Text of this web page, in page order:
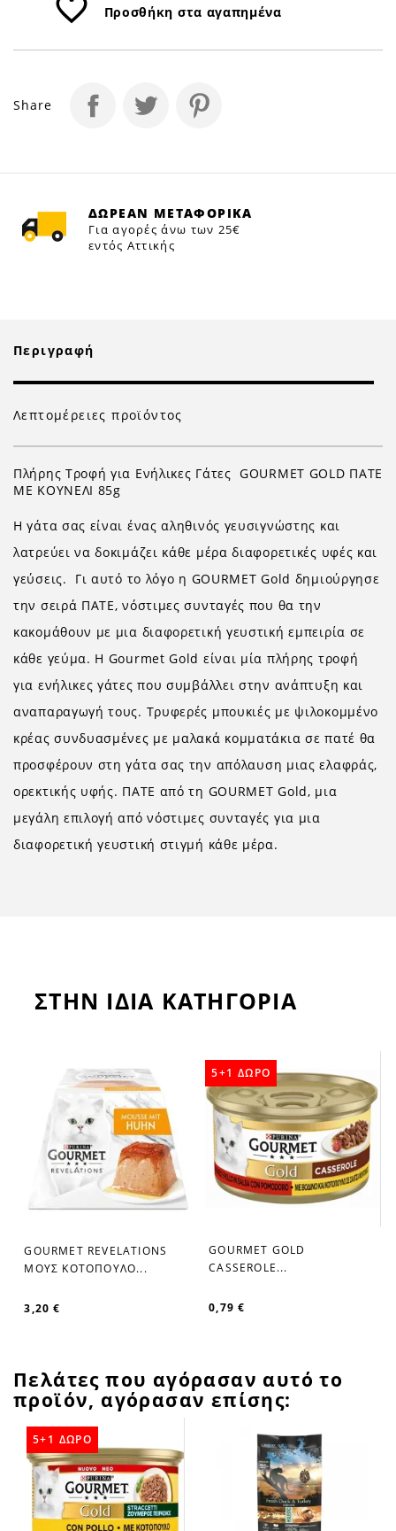
favorite_border Προσθήκη στα αγαπημένα
Share
ΔΩΡΕΑΝ ΜΕΤΑΦΟΡΙΚΑ
Για αγορές άνω των 25€
εντός Αττικής
Περιγραφή
Λεπτομέρειες προϊόντος
Πλήρης Τροφή για Ενήλικες Γάτες GOURMET GOLD ΠΑΤΕ
ΜΕ ΚΟΥΝΕΛΙ 85g
H γάτα σας είναι ένας αληθινός γευσιγνώστης και
λατρεύει να δοκιμάζει κάθε μέρα διαφορετικές υφές και
γεύσεις. Γι αυτό το λόγο η GOURMET Gold δημιούργησε
την σειρά ΠΑΤΕ, νόστιμες συνταγές που θα την
κακομάθουν με μια διαφορετική γευστική εμπειρία σε
κάθε γεύμα. H Gourmet Gold είναι μία πλήρης τροφή
για ενήλικες γάτες που συμβάλλει στην ανάπτυξη και
αναπαραγωγή τους. Τρυφερές μπουκιές με ψιλοκομμένο
κρέας συνδυασμένες με μαλακά κομματάκια σε πατέ θα
προσφέρουν στη γάτα σας την απόλαυση μιας ελαφράς,
ορεκτικής υφής. ΠΑΤΕ από τη GOURMET Gold, μια
μεγάλη επιλογή από νόστιμες συνταγές για μια
διαφορετική γευστική στιγμή κάθε μέρα.
ΣΤΗΝ ΙΔΙΑ ΚΑΤΗΓΟΡΙΑ
favorite_border
GOURMET REVELATIONS
ΜΟΥΣ ΚΟΤΟΠΟΥΛΟ...
3,20 €
favorite_border
GOURMET GOLD
CASSEROLE...
0,79 €
5+1 ΔΩΡΟ
Πελάτες που αγόρασαν αυτό το
προϊόν, αγόρασαν επίσης:
5+1 ΔΩΡΟ